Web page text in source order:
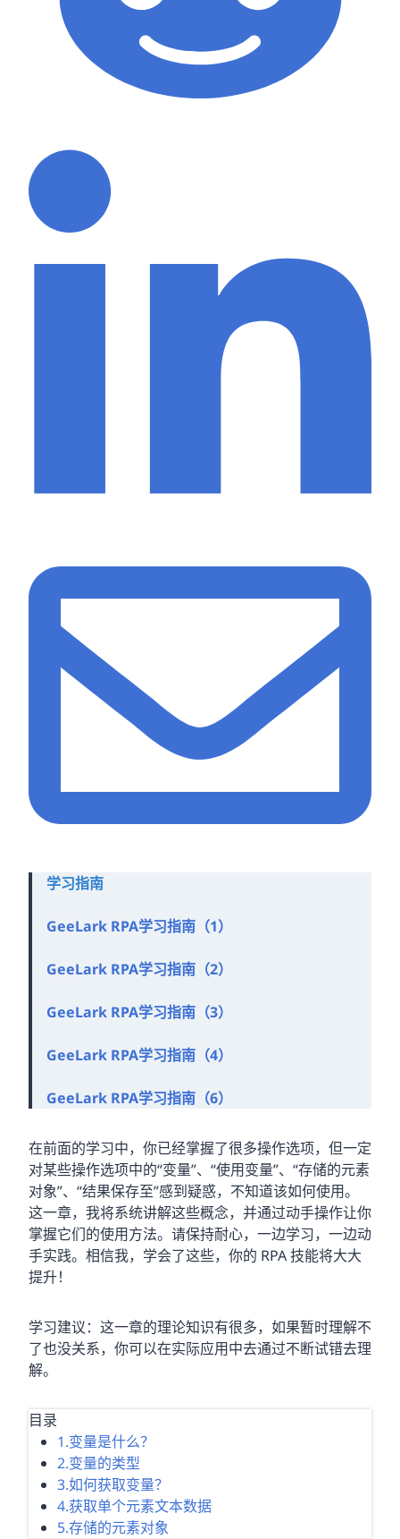
学习指南
GeeLark RPA学习指南（1）
GeeLark RPA学习指南（2）
GeeLark RPA学习指南（3）
GeeLark RPA学习指南（4）
GeeLark RPA学习指南（6）
在前面的学习中，你已经掌握了很多操作选项，但一定
对某些操作选项中的“变量”、“使用变量”、“存储的元素
对象”、“结果保存至”感到疑惑，不知道该如何使用。
这一章，我将系统讲解这些概念，并通过动手操作让你
掌握它们的使用方法。请保持耐心，一边学习，一边动
手实践。相信我，学会了这些，你的 RPA 技能将大大
提升！
学习建议：这一章的理论知识有很多，如果暂时理解不
了也没关系，你可以在实际应用中去通过不断试错去理
解。
目录
1.变量是什么？
2.变量的类型
3.如何获取变量？
4.获取单个元素文本数据
5.存储的元素对象